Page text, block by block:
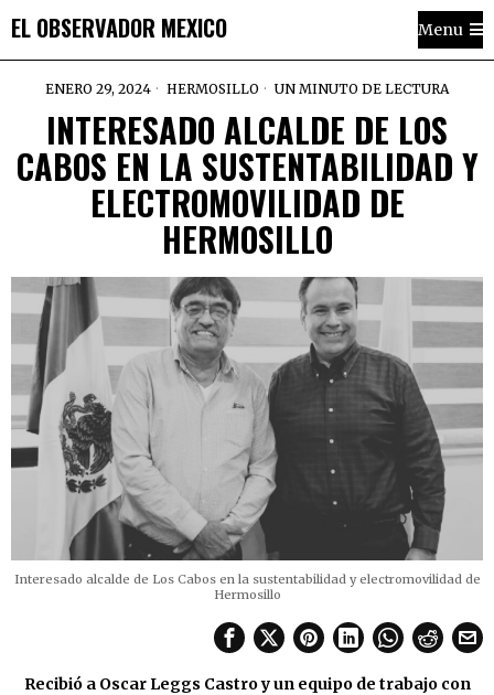
EL OBSERVADOR MEXICO Menu
ENERO 29, 2024 HERMOSILLO UN MINUTO DE LECTURA
INTERESADO ALCALDE DE LOS
CABOS EN LA SUSTENTABILIDAD Y
ELECTROMOVILIDAD DE
HERMOSILLO
Interesado alcalde de Los Cabos en la sustentabilidad y electromovilidad de
Hermosillo
Recibió a Oscar Leggs Castro y un equipo de trabajo con